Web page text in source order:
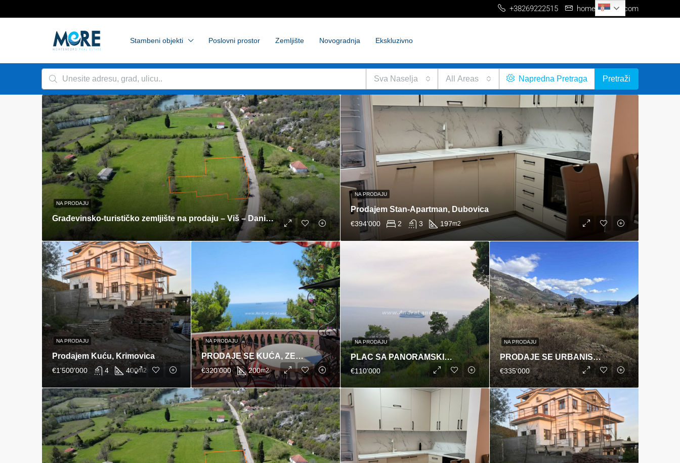
+38269222515 home@me-re.com
Stambeni objekti Poslovni prostor Zemljište Novogradnja Ekskluzivno
Sva Naselja All Areas Napredna Pretraga Pretraži
NA PRODAJU
Građevinsko-turističko zemljište na prodaju – Viš – Danilovgrad
NA PRODAJU
Prodajem Stan-Apartman, Dubovica
€394'000 2 3 197m2
NA PRODAJU
Prodajem Kuću, Krimovica
€1'500'000 4 400m2
NA PRODAJU
PRODAJE SE KUĆA, ZELENI POJAS
€320'000 200m2
NA PRODAJU
PLAC SA PANORAMSKIM POGLEDOM NA GRAD I MORE,BAR
€110'000
NA PRODAJU
PRODAJE SE URBANISTIČKA PARCELA, SUTOMORE
€335'000
Serbian